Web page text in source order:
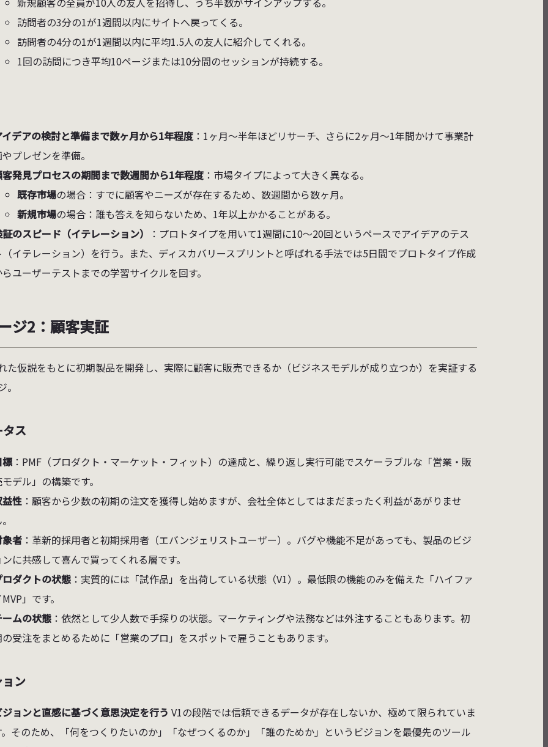
訪問者の3分の1が1週間以内にサイトへ戻ってくる。
訪問者の4分の1が1週間以内に平均1.5人の友人に紹介してくれる。
1回の訪問につき平均10ページまたは10分間のセッションが持続する。
デアの検討と準備まで数ヶ月から1年程度：1ヶ月〜半年ほどリサーチ、さらに2ヶ月〜1年間かけて事業計
プレゼンを準備。
発見プロセスの期間まで数週間から1年程度：市場タイプによって大きく異なる。
既存市場の場合：すでに顧客やニーズが存在するため、数週間から数ヶ月。
新規市場の場合：誰も答えを知らないため、1年以上かかることがある。
のスピード（イテレーション）
：プロトタイプを用いて1週間に10〜20回というペースでアイデアのテス
イテレーション）を行う。また、ディスカバリースプリントと呼ばれる手法では5日間でプロトタイプ作成
ユーザーテストまでの学習サイクルを回す。
ジ2：顧客実証
た仮説をもとに初期製品を開発し、実際に顧客に販売できるか（ビジネスモデルが成り立つか）を実証する
ス
：PMF（プロダクト・マーケット・フィット）の達成と、繰り返し実行可能でスケーラブルな「営業・販
デル」の構築です。
性：顧客から少数の初期の注文を獲得し始めますが、会社全体としてはまだまったく利益があがりませ
者：革新的採用者と初期採用者（エバンジェリストユーザー）。バグや機能不足があっても、製品のビジ
に共感して喜んで買ってくれる層です。
ダクトの状態：実質的には「試作品」を出荷している状態（V1）。最低限の機能のみを備えた「ハイファ
」です。
ムの状態：依然として少人数で手探りの状態。マーケティングや法務などは外注することもあります。初
受注をまとめるために「営業のプロ」をスポットで雇うこともあります。
ン
ョンと直感に基づく意思決定を行う V1の段階では信頼できるデータが存在しないか、極めて限られていま
そのため、「何をつくりたいのか」「なぜつくるのか」「誰のためか」というビジョンを最優先のツール